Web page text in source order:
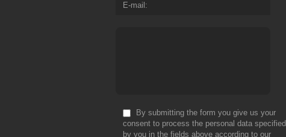
E-mail
By submitting the form you give us your
consent to process the personal data specified
by you in the fields above according to our